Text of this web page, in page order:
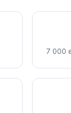
7 000